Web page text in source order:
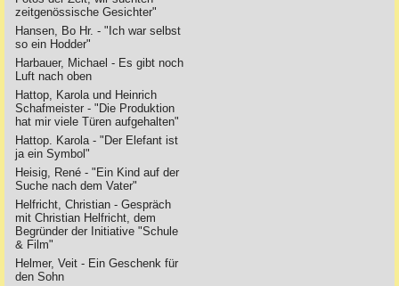
zeitgenössische Gesichter"
Hansen, Bo Hr. - "Ich war selbst
so ein Hodder"
Harbauer, Michael - Es gibt noch
Luft nach oben
Hattop, Karola und Heinrich
Schafmeister - "Die Produktion
hat mir viele Türen aufgehalten"
Hattop. Karola - "Der Elefant ist
ja ein Symbol"
Heisig, René - "Ein Kind auf der
Suche nach dem Vater"
Helfricht, Christian - Gespräch
mit Christian Helfricht, dem
Begründer der Initiative "Schule
& Film"
Helmer, Veit - Ein Geschenk für
den Sohn